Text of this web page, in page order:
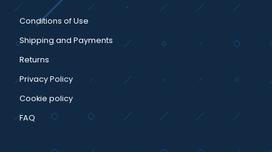
Conditions of Use
Shipping and Payments
Returns
Privacy Policy
Cookie policy
FAQ